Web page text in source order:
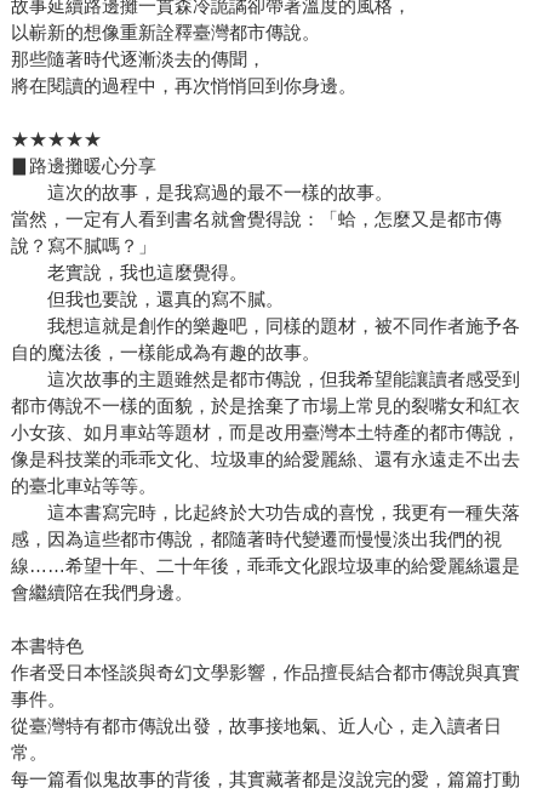
故事延續路邊攤一貫森冷詭譎卻帶著溫度的風格，
以嶄新的想像重新詮釋臺灣都市傳說。
那些隨著時代逐漸淡去的傳聞，
將在閱讀的過程中，再次悄悄回到你身邊。
★★★★★
▊路邊攤暖心分享
這次的故事，是我寫過的最不一樣的故事。
當然，一定有人看到書名就會覺得說：「蛤，怎麼又是都市傳
說？寫不膩嗎？」
老實說，我也這麼覺得。
但我也要說，還真的寫不膩。
我想這就是創作的樂趣吧，同樣的題材，被不同作者施予各
自的魔法後，一樣能成為有趣的故事。
這次故事的主題雖然是都市傳說，但我希望能讓讀者感受到
都市傳說不一樣的面貌，於是捨棄了市場上常見的裂嘴女和紅衣
小女孩、如月車站等題材，而是改用臺灣本土特產的都市傳說，
像是科技業的乖乖文化、垃圾車的給愛麗絲、還有永遠走不出去
的臺北車站等等。
這本書寫完時，比起終於大功告成的喜悅，我更有一種失落
感，因為這些都市傳說，都隨著時代變遷而慢慢淡出我們的視
線……希望十年、二十年後，乖乖文化跟垃圾車的給愛麗絲還是
會繼續陪在我們身邊。
本書特色
作者受日本怪談與奇幻文學影響，作品擅長結合都市傳說與真實
事件。
從臺灣特有都市傳說出發，故事接地氣、近人心，走入讀者日
常。
每一篇看似鬼故事的背後，其實藏著都是沒說完的愛，篇篇打動